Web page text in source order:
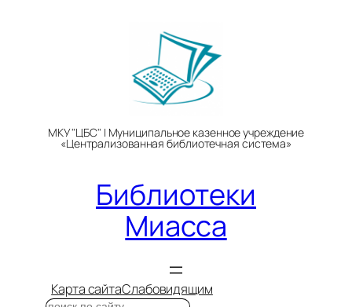
МКУ "ЦБС" | Муниципальное казенное учреждение
«Централизованная библиотечная система»
Библиотеки
Миасса
Карта сайтаСлабовидящим
Поиск